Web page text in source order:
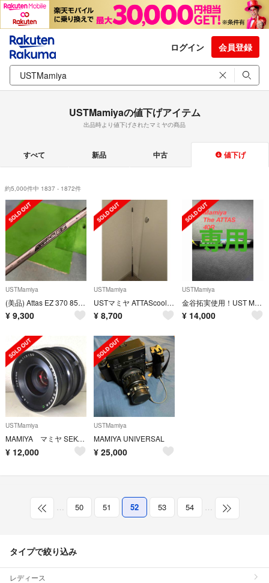
ログイン 会員登録
USTMamiyaの値下げアイテム
出品時より値下げされたマミヤの商品
すべて 新品 中古 値下げ
約5,000件中 1837 - 1872件
USTMamiya
(美品) Attas EZ 370 85s テーラーメイドスリーブ付 シャフト
¥ 9,300
USTMamiya
USTマミヤ ATTAScool アッタスクール5R ピンG400対応スリーブ
¥ 8,700
USTMamiya
金谷拓実使用！UST Mamiya The ATTAS 4R
¥ 14,000
USTMamiya
MAMIYA マミヤ SEKOR C 90mm F3.8 単焦点レンズ
¥ 12,000
USTMamiya
MAMIYA UNIVERSAL
¥ 25,000
… 50 51 52 53 54 …
タイプで絞り込み
レディース